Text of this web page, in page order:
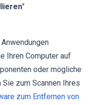
"
Ihren Computer auf
oder mögliche
zum Scannen Ihres
zum Entfernen von